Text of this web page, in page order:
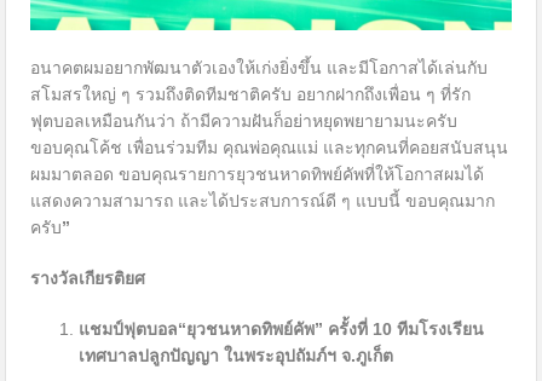
อนาคตผมอยากพัฒนาตัวเองให้เก่งยิ่งขึ้น และมีโอกาสได้เล่นกับ
สโมสรใหญ่ ๆ รวมถึงติดทีมชาติครับ อยากฝากถึงเพื่อน ๆ ที่รัก
ฟุตบอลเหมือนกันว่า ถ้ามีความฝันก็อย่าหยุดพยายามนะครับ
ขอบคุณโค้ช เพื่อนร่วมทีม คุณพ่อคุณแม่ และทุกคนที่คอยสนับสนุน
ผมมาตลอด ขอบคุณรายการยุวชนหาดทิพย์คัพที่ให้โอกาสผมได้
แสดงความสามารถ และได้ประสบการณ์ดี ๆ แบบนี้ ขอบคุณมาก
ครับ”
รางวัลเกียรติยศ
แชมป์ฟุตบอล“ยุวชนหาดทิพย์คัพ” ครั้งที่ 10ทีมโรงเรียน
เทศบาลปลูกปัญญา ในพระอุปถัมภ์ฯ จ.ภูเก็ต